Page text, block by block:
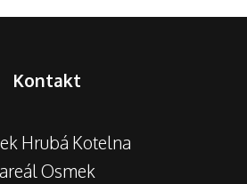
Kontakt
Hrubá Kotelna
areál Osmek